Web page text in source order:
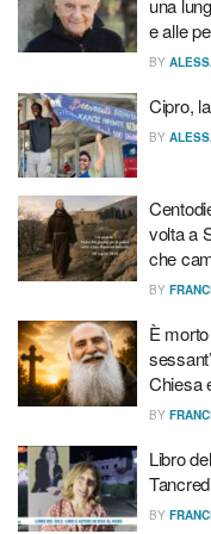
non aumentino anche
privandoci di quel
persone può dare ”.
l’intelligenza artificiale
ognuno una
sviluppo di queste
vanno ad affiancare a
È necessario che la
più piena della
Articolicorrelati
Sant’Egidio ricorda
amicizia per restituire
fragili»
Cipro, la “vacanza
una
e alle
BY
Cipro,
BY
volta a
che
BY
È
Chiesa
BY
Libro
BY